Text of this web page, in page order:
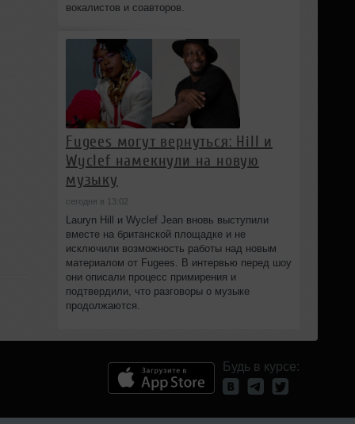
вокалистов и соавторов.
Fugees могут вернуться: Hill и
Wyclef намекнули на новую
музыку
сегодня в 13:02
Lauryn Hill и Wyclef Jean вновь выступили
вместе на британской площадке и не
исключили возможность работы над новым
материалом от Fugees. В интервью перед шоу
они описали процесс примирения и
подтвердили, что разговоры о музыке
продолжаются.
Будь в курсе: